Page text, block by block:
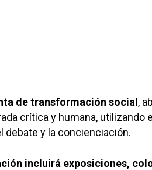
de transformación social,
crítica y humana, utilizando
debate y la concienciación.
incluirá exposiciones,